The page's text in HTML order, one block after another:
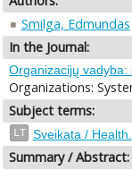
Smilga, Edmundas
In the Journal:
Organizacijų
Organizations:
Subject terms:
LT Sveikata / Health.
Summary / Abstract: